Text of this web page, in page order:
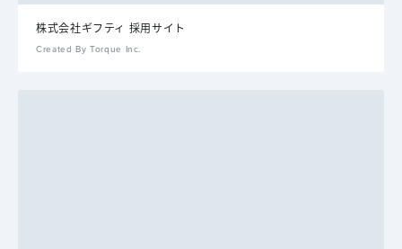
株式会社ギフティ 採用サイト
Created By Torque Inc.